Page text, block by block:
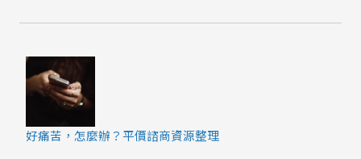
好痛苦，怎麼辦？平價諮商資源整理